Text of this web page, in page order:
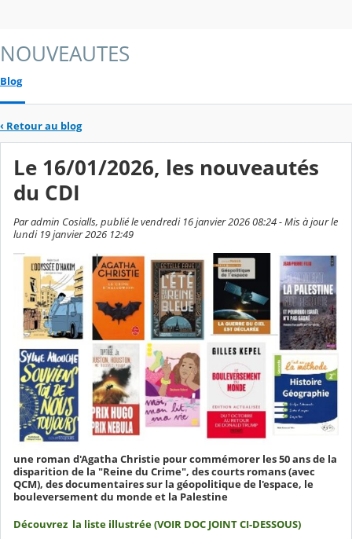
NOUVEAUTES
Blog
‹ Retour au blog
Le 16/01/2026, les nouveautés
du CDI
Par admin Cosialls, publié le vendredi 16 janvier 2026 08:24 - Mis à jour le
lundi 19 janvier 2026 12:49
une roman d'Agatha Christie pour commémorer les 50 ans de la
disparition de la "Reine du Crime", des courts romans (avec
QCM), des documentaires sur la géopolitique de l'espace, le
bouleversement du monde et la Palestine
Découvrez la liste illustrée (VOIR DOC JOINT CI-DESSOUS)